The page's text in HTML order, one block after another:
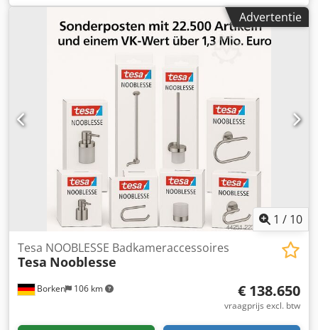
Advertentie
1 / 10
Borken 106 km
Tesa NOOBLESSE Badkameraccessoires
Tesa Nooblesse
€ 138.650
vraagprijs excl. btw